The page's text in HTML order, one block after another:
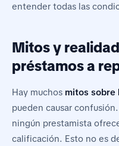
entender todas las
Mitos y
préstamos a
Hay muchos mitos sobre
pueden causar
ningún prestamista
calificación. Esto no es